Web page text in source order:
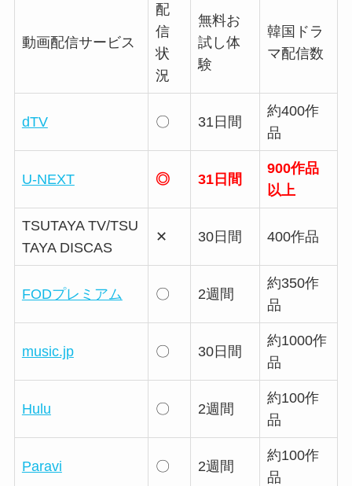
動画配信サービス
配
信
状
況
無料お
試し体
験
韓国ドラ
マ配信数
dTV 〇 31日間
約400作
品
U-NEXT ◎ 31日間
900作品
以上
TSUTAYA TV/TSU
TAYA DISCAS
✕ 30日間 400作品
FODプレミアム 〇 2週間
約350作
品
music.jp 〇 30日間
約1000作
品
Hulu 〇 2週間
約100作
品
Paravi 〇 2週間
約100作
品